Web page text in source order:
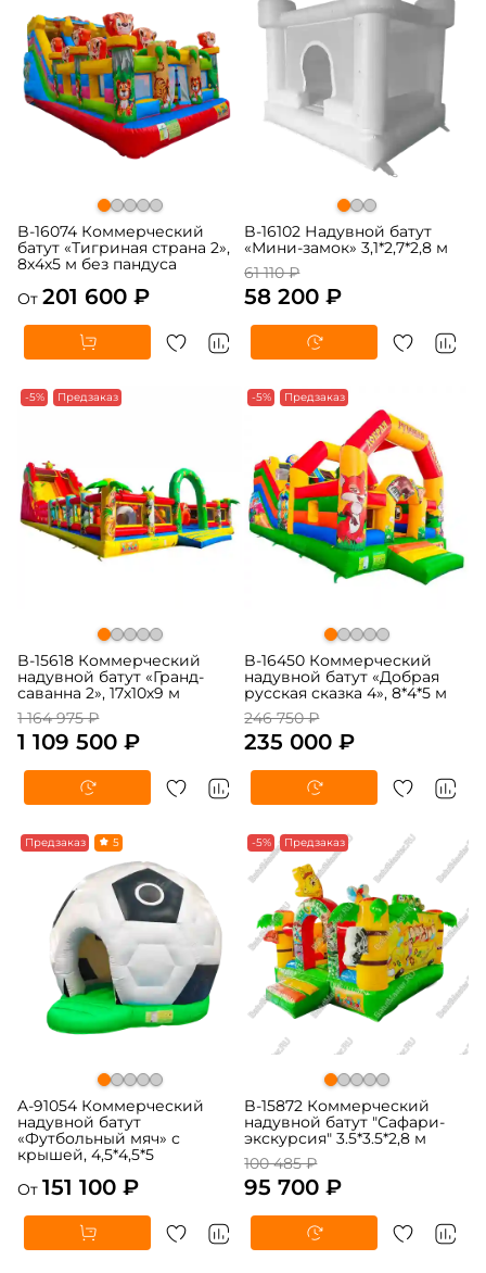
B-16074 Коммерческий
батут «Тигриная страна 2»,
8х4х5 м без пандуса
От 201 600 ₽
B-16102 Надувной батут
«Мини-замок» 3,1*2,7*2,8 м
61 110 ₽
58 200 ₽
-5% Предзаказ
B-15618 Коммерческий
надувной батут «Гранд-
саванна 2», 17х10х9 м
1 164 975 ₽
1 109 500 ₽
-5% Предзаказ
B-16450 Коммерческий
надувной батут «Добрая
русская сказка 4», 8*4*5 м
246 750 ₽
235 000 ₽
Предзаказ 5
A-91054 Коммерческий
надувной батут
«Футбольный мяч» с
крышей, 4,5*4,5*5
От 151 100 ₽
-5% Предзаказ
B-15872 Коммерческий
надувной батут "Сафари-
экскурсия" 3.5*3.5*2,8 м
100 485 ₽
95 700 ₽